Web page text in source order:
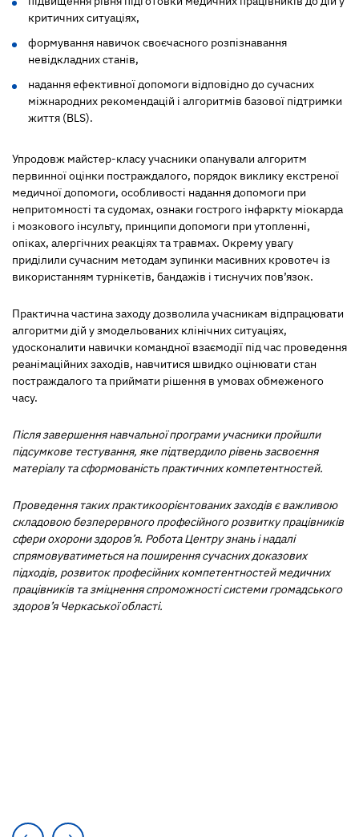
критичних ситуаціях,
формування навичок своєчасного розпізнавання
невідкладних станів,
надання ефективної допомоги відповідно до сучасних
міжнародних рекомендацій і алгоритмів базової підтримки
життя (BLS).
Упродовж майстер-класу учасники опанували алгоритм
первинної оцінки постраждалого, порядок виклику екстреної
медичної допомоги, особливості надання допомоги при
непритомності та судомах, ознаки гострого інфаркту міокарда
і мозкового інсульту, принципи допомоги при утопленні,
опіках, алергічних реакціях та травмах. Окрему увагу
приділили сучасним методам зупинки масивних кровотеч із
використанням турнікетів, бандажів і тиснучих пов’язок.
Практична частина заходу дозволила учасникам відпрацювати
алгоритми дій у змодельованих клінічних ситуаціях,
удосконалити навички командної взаємодії під час проведення
реанімаційних заходів, навчитися швидко оцінювати стан
постраждалого та приймати рішення в умовах обмеженого
часу.
Після завершення навчальної програми учасники пройшли
підсумкове тестування, яке підтвердило рівень засвоєння
матеріалу та сформованість практичних компетентностей.
Проведення таких практикоорієнтованих заходів є важливою
складовою безперервного професійного розвитку працівників
сфери охорони здоров’я. Робота Центру знань і надалі
спрямовуватиметься на поширення сучасних доказових
підходів, розвиток професійних компетентностей медичних
працівників та зміцнення спроможності системи громадського
здоров’я Черкаської області.